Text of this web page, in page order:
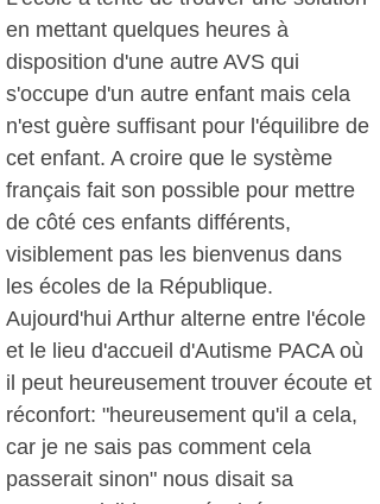
en mettant quelques heures à
disposition d'une autre AVS qui
s'occupe d'un autre enfant mais cela
n'est guère suffisant pour l'équilibre de
cet enfant. A croire que le système
français fait son possible pour mettre
de côté ces enfants différents,
visiblement pas les bienvenus dans
les écoles de la République.
Aujourd'hui Arthur alterne entre l'école
et le lieu d'accueil d'Autisme PACA où
il peut heureusement trouver écoute et
réconfort: "heureusement qu'il a cela,
car je ne sais pas comment cela
passerait sinon" nous disait sa